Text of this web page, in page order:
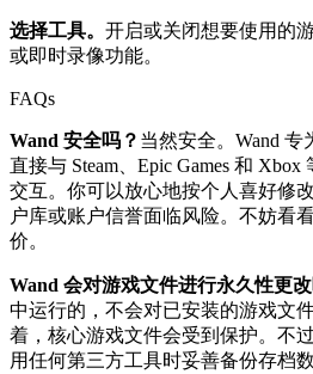
选择工具。 开启或关闭想要使用的
或即时录像功能。
FAQs
Wand 安全吗？ 当然安全。Wand
直接与 Steam、Epic Games 和
交互。你可以放心地按个人喜好修
户库或账户信誉面临风险。不妨看
价。
Wand 会对游戏文件进行永久性更改
中运行的，不会对已安装的游戏文
着，核心游戏文件会受到保护。不
用任何第三方工具时妥善备份存档